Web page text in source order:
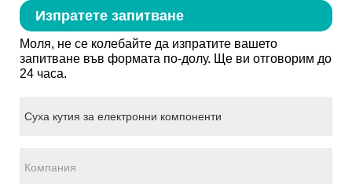
Изпратете запитване
Моля, не се колебайте да изпратите вашето
запитване във формата по-долу. Ще ви отговорим до
24 часа.